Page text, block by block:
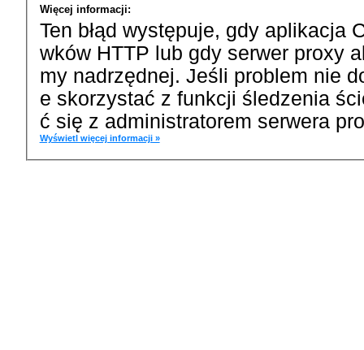
Więcej informacji:
Ten błąd występuje, gdy aplikacja
wków HTTP lub gdy serwer proxy
my nadrzędnej. Jeśli problem nie
e skorzystać z funkcji śledzenia
ć się z administratorem serwera
Wyświetl więcej informacji »